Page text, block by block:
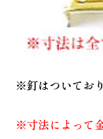
※釘はついてお
※寸法によって